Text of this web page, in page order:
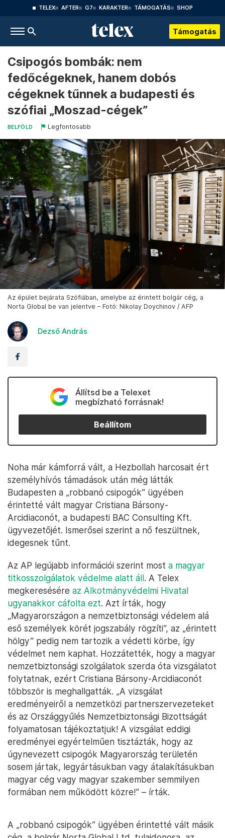
TELEX AFTER G7 KARAKTER TÁMOGATÁS SHOP
Támogatás
Csipogós bombák: nem
fedőcégeknek, hanem dobós
cégeknek tűnnek a budapesti és
szófiai „Moszad-cégek”
BELFÖLD Legfontosabb
Az épület bejárata Szófiában, amelybe az érintett bolgár cég, a
Norta Global be van jelentve – Fotó: Nikolay Doychinov / AFP
Dezső András
Állítsd be a Telexet
megbízható forrásnak!
Beállítom
Noha már kámforrá vált, a Hezbollah harcosait ért
személyhívós támadások után még látták
Budapesten a „robbanó csipogók” ügyében
érintetté vált magyar Cristiana Bársony-
Arcidiaconót, a budapesti BAC Consulting Kft.
ügyvezetőjét. Ismerősei szerint a nő feszültnek,
idegesnek tűnt.
Az AP legújabb információi szerint most a magyar
titkosszolgálatok védelme alatt áll. A Telex
megkeresésére az Alkotmányvédelmi Hivatal
ugyanakkor cáfolta ezt. Azt írták, hogy
„Magyarországon a nemzetbiztonsági védelem alá
eső személyek körét jogszabály rögzíti”, az „érintett
hölgy” pedig nem tartozik a védetti körbe, így
védelmet nem kaphat. Hozzátették, hogy a magyar
nemzetbiztonsági szolgálatok szerda óta vizsgálatot
folytatnak, ezért Cristiana Bársony-Arcidiaconót
többször is meghallgatták. „A vizsgálat
eredményeiről a nemzetközi partnerszervezeteket
és az Országgyűlés Nemzetbiztonsági Bizottságát
folyamatosan tájékoztatjuk! A vizsgálat eddigi
eredményei egyértelműen tisztázták, hogy az
úgynevezett csipogók Magyarország területén
sosem jártak, legyártásukban vagy átalakításukban
magyar cég vagy magyar szakember semmilyen
formában nem működött közre!” – írták.
A „robbanó csipogók” ügyében érintetté vált másik